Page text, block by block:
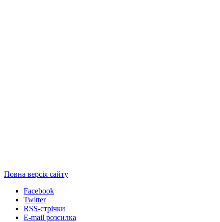
Повна версія сайту
Facebook
Twitter
RSS-стрічки
E-mail розсилка